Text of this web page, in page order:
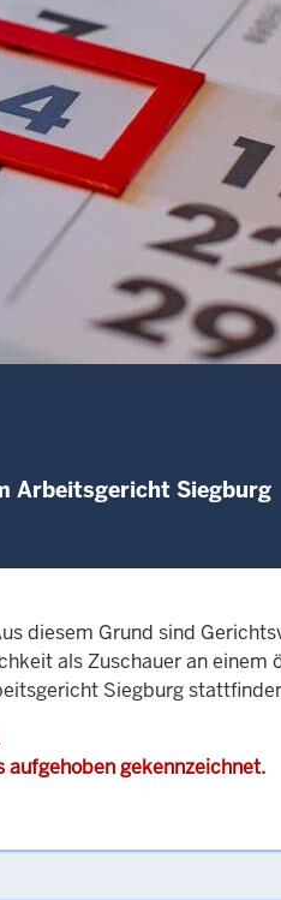
Arbeitsgericht Siegburg
diesem Grund sind
als Zuschauer an
Siegburg
gekennzeichnet.